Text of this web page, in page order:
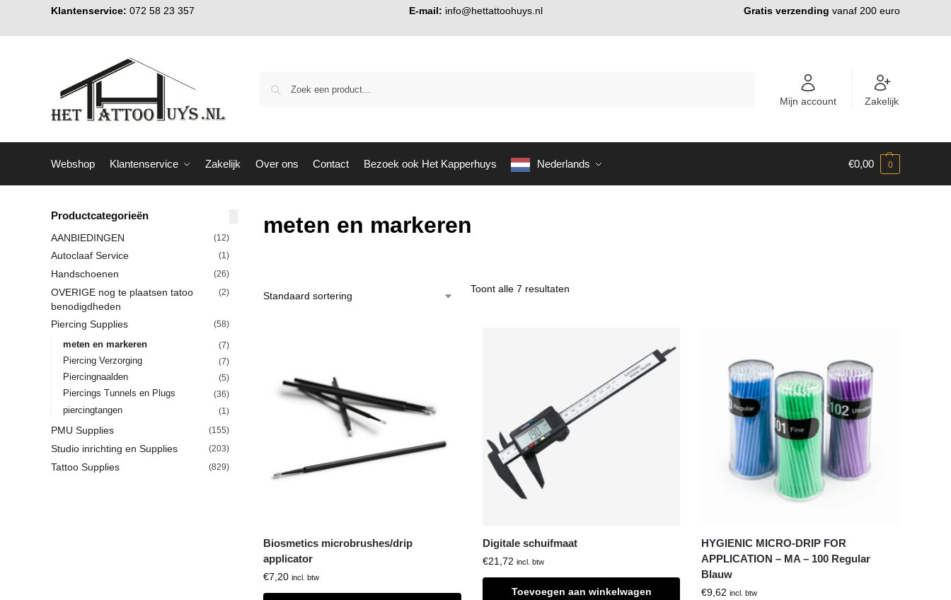
Klantenservice: 072 58 23 357 E-mail: info@hettattoohuys.nl Gratis verzending vanaf 200 euro
Mijn account Zakelijk
Webshop Klantenservice Zakelijk Over ons Contact Bezoek ook Het Kapperhuys Nederlands €0,00 0
meten en markeren
Toont alle 7 resultaten
Biosmetics microbrushes/drip
applicator
€7,20 incl. btw
Digitale schuifmaat
€21,72 incl. btw
Toevoegen aan winkelwagen
HYGIENIC MICRO-DRIP FOR
APPLICATION – MA – 100 Regular
Blauw
€9,62 incl. btw
Productcategorieën
AANBIEDINGEN (12)
Autoclaaf Service (1)
Handschoenen (26)
OVERIGE nog te plaatsen tatoo
benodigdheden
(2)
Piercing Supplies (58)
meten en markeren (7)
Piercing Verzorging (7)
Piercingnaalden (5)
Piercings Tunnels en Plugs (36)
piercingtangen (1)
PMU Supplies (155)
Studio inrichting en Supplies (203)
Tattoo Supplies (829)